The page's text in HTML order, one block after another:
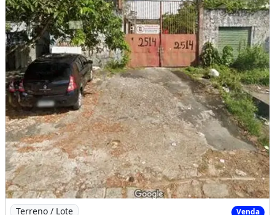
Imagem: Terreno 855M² na Cachoeirinha
Terreno / Lote Venda